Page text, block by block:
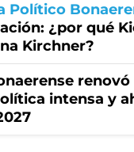
Político
¿por qué
Kirchner?
intensa y